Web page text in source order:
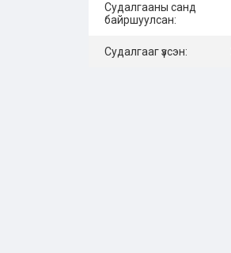
Судалгааны санд
байршуулсан:
Судалгааг үзсэн: